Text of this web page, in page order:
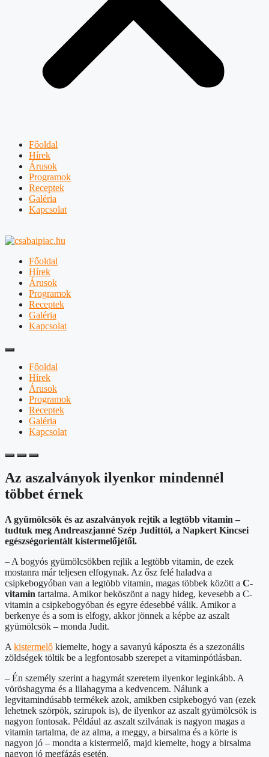
Főoldal
Hírek
Árusok
Programok
Receptek
Galéria
Kapcsolat
Főoldal
Hírek
Árusok
Programok
Receptek
Galéria
Kapcsolat
Főoldal
Hírek
Árusok
Programok
Receptek
Galéria
Kapcsolat
Az aszalványok ilyenkor mindennél
többet érnek
A gyümölcsök és az aszalványok rejtik a legtöbb vitamin –
tudtuk meg Andreaszjanné Szép Judittól, a Napkert Kincsei
egészségorientált kistermelőjétől.
– A bogyós gyümölcsökben rejlik a legtöbb vitamin, de ezek
mostanra már teljesen elfogynak. Az ősz felé haladva a
csipkebogyóban van a legtöbb vitamin, magas többek között a C-
vitamin tartalma. Amikor beköszönt a nagy hideg, kevesebb a C-
vitamin a csipkebogyóban és egyre édesebbé válik. Amikor a
berkenye és a som is elfogy, akkor jönnek a képbe az aszalt
gyümölcsök – monda Judit.
A kistermelő kiemelte, hogy a savanyú káposzta és a szezonális
zöldségek töltik be a legfontosabb szerepet a vitaminpótlásban.
– Én személy szerint a hagymát szeretem ilyenkor leginkább. A
vöröshagyma és a lilahagyma a kedvencem. Nálunk a
legvitamindúsabb termékek azok, amikben csipkebogyó van (ezek
lehetnek szörpök, szirupok is), de ilyenkor az aszalt gyümölcsök is
nagyon fontosak. Például az aszalt szilvának is nagyon magas a
vitamin tartalma, de az alma, a meggy, a birsalma és a körte is
nagyon jó – mondta a kistermelő, majd kiemelte, hogy a birsalma
nagyon jó megfázás esetén.